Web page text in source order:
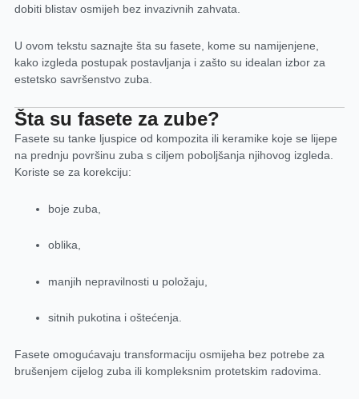
dobiti blistav osmijeh bez invazivnih zahvata.
U ovom tekstu saznajte šta su fasete, kome su namijenjene,
kako izgleda postupak postavljanja i zašto su idealan izbor za
estetsko savršenstvo zuba.
Šta su fasete za zube?
Fasete su tanke ljuspice od kompozita ili keramike koje se lijepe
na prednju površinu zuba s ciljem poboljšanja njihovog izgleda.
Koriste se za korekciju:
boje zuba,
oblika,
manjih nepravilnosti u položaju,
sitnih pukotina i oštećenja.
Fasete omogućavaju transformaciju osmijeha bez potrebe za
brušenjem cijelog zuba ili kompleksnim protetskim radovima.